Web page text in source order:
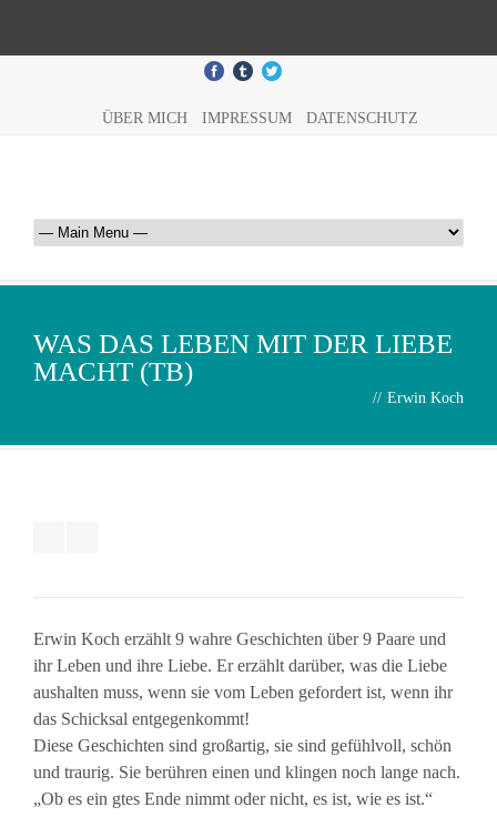
ÜBER MICH IMPRESSUM DATENSCHUTZ
WAS DAS LEBEN MIT DER LIEBE
MACHT (TB)
// Erwin Koch
Erwin Koch erzählt 9 wahre Geschichten über 9 Paare und
ihr Leben und ihre Liebe. Er erzählt darüber, was die Liebe
aushalten muss, wenn sie vom Leben gefordert ist, wenn ihr
das Schicksal entgegenkommt!
Diese Geschichten sind großartig, sie sind gefühlvoll, schön
und traurig. Sie berühren einen und klingen noch lange nach.
„Ob es ein gtes Ende nimmt oder nicht, es ist, wie es ist.“